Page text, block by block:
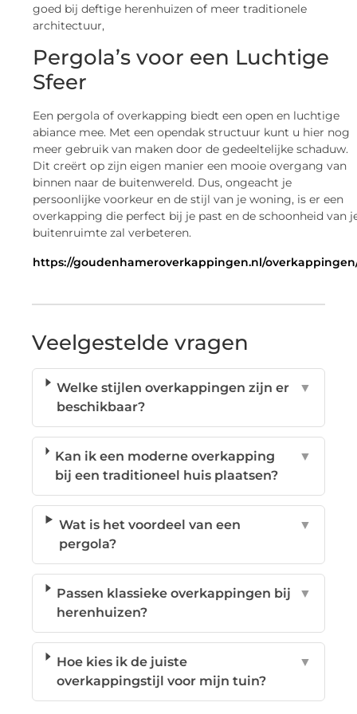
goed bij deftige herenhuizen of meer traditionele
architectuur,
Pergola’s voor een Luchtige
Sfeer
Een pergola of overkapping biedt een open en luchtige
abiance mee. Met een opendak structuur kunt u hier nog
meer gebruik van maken door de gedeeltelijke schaduw.
Dit creërt op zijn eigen manier een mooie overgang van
binnen naar de buitenwereld. Dus, ongeacht je
persoonlijke voorkeur en de stijl van je woning, is er een
overkapping die perfect bij je past en de schoonheid van
buitenruimte zal verbeteren.
https://goudenhameroverkappingen.nl/
Veelgestelde vragen
Welke stijlen overkappingen zijn er
beschikbaar?
▼
Kan ik een moderne overkapping
bij een traditioneel huis plaatsen?
▼
Wat is het voordeel van een
pergola?
▼
Passen klassieke overkappingen bij
herenhuizen?
▼
Hoe kies ik de juiste
overkappingstijl voor mijn tuin?
▼